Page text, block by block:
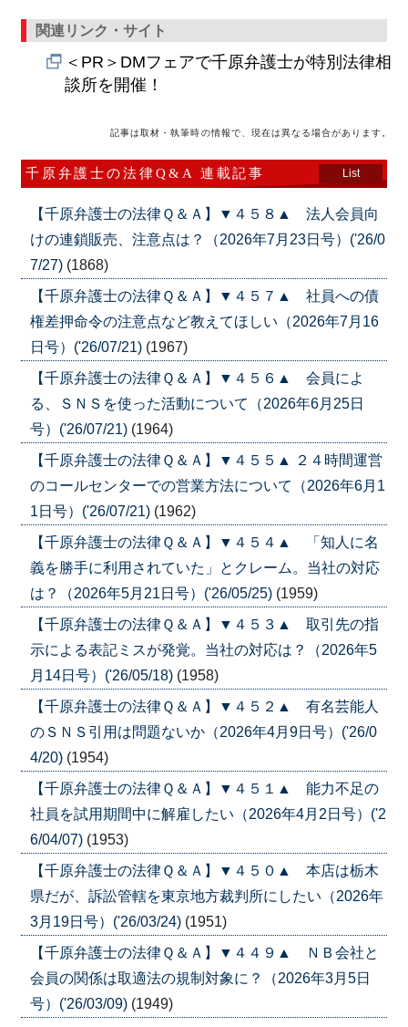
関連リンク・サイト
＜PR＞DMフェアで千原弁護士が特別法律相
談所を開催！
記事は取材・執筆時の情報で、現在は異なる場合があります。
千原弁護士の法律Q&A 連載記事 List
【千原弁護士の法律Ｑ＆Ａ】▼４５８▲ 法人会員向
けの連鎖販売、注意点は？（2026年7月23日号）('26/0
7/27) (1868)
【千原弁護士の法律Ｑ＆Ａ】▼４５７▲ 社員への債
権差押命令の注意点など教えてほしい（2026年7月16
日号）('26/07/21) (1967)
【千原弁護士の法律Ｑ＆Ａ】▼４５６▲ 会員によ
る、ＳＮＳを使った活動について（2026年6月25日
号）('26/07/21) (1964)
【千原弁護士の法律Ｑ＆Ａ】▼４５５▲ ２４時間運営
のコールセンターでの営業方法について（2026年6月1
1日号）('26/07/21) (1962)
【千原弁護士の法律Ｑ＆Ａ】▼４５４▲ 「知人に名
義を勝手に利用されていた」とクレーム。当社の対応
は？（2026年5月21日号）('26/05/25) (1959)
【千原弁護士の法律Ｑ＆Ａ】▼４５３▲ 取引先の指
示による表記ミスが発覚。当社の対応は？（2026年5
月14日号）('26/05/18) (1958)
【千原弁護士の法律Ｑ＆Ａ】▼４５２▲ 有名芸能人
のＳＮＳ引用は問題ないか（2026年4月9日号）('26/0
4/20) (1954)
【千原弁護士の法律Ｑ＆Ａ】▼４５１▲ 能力不足の
社員を試用期間中に解雇したい（2026年4月2日号）('2
6/04/07) (1953)
【千原弁護士の法律Ｑ＆Ａ】▼４５０▲ 本店は栃木
県だが、訴訟管轄を東京地方裁判所にしたい（2026年
3月19日号）('26/03/24) (1951)
【千原弁護士の法律Ｑ＆Ａ】▼４４９▲ ＮＢ会社と
会員の関係は取適法の規制対象に？（2026年3月5日
号）('26/03/09) (1949)